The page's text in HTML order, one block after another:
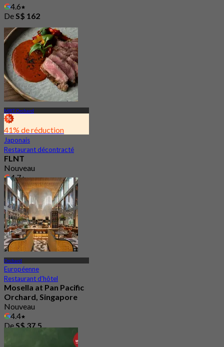
4.6
DeS$ 162
MRT Orchard
41% de réduction
Japonais
Restaurant décontracté
FLNT
Nouveau
4.7
De S$ 41.97
Orchard
Européenne
Restaurant d'hôtel
Mosella at Pan Pacific
Orchard, Singapore
Nouveau
4.4
DeS$ 37.5